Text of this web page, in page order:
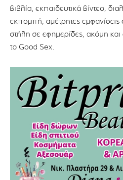
βιβλία, εκπαιδευτικά βίντεο,
εκπομπή, αμέτρητες εμφανίσεις
στήλη σε εφημερίδες, ακόμη και
το Good Sex.